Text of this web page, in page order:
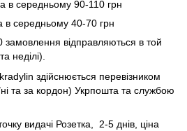
в середньому 90-110 грн
в середньому 40-70 грн
відправляються в той
неділі).
здійснюється перевізником
та за кордон) Укрпошта та службою
видачі Розетка, 2-5 днів, ціна